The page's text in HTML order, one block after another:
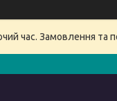
час. Замовлення